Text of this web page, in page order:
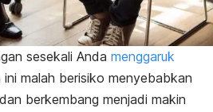
sesekali Anda menggaruk
ini malah berisiko menyebabkan
berkembang menjadi makin